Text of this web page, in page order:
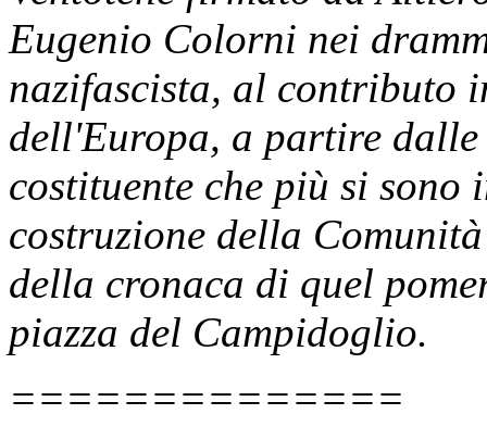
Eugenio Colorni nei
nazifascista, al contributo
dell'Europa, a partire
costituente che più si
costruzione della
della cronaca di quel
piazza del Campidoglio.
==============